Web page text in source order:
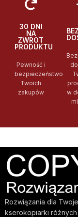
30 DNI
NA
ZWROT
PRODUKTU
Pewność i
bezpieczeństwo
Twoich
zakupów
w
Rozwiązania dla
kserokopiarki różnych